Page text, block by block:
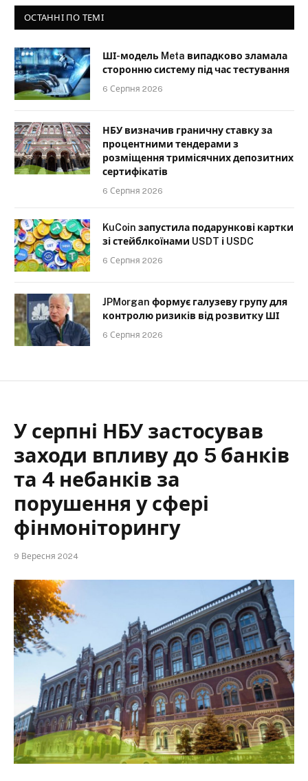
ОСТАННІ ПО ТЕМІ
ШІ-модель Meta випадково зламала
сторонню систему під час тестування
6 Серпня 2026
НБУ визначив граничну ставку за
процентними тендерами з
розміщення тримісячних депозитних
сертифікатів
6 Серпня 2026
KuCoin запустила подарункові картки
зі стейблкоїнами USDT і USDC
6 Серпня 2026
JPMorgan формує галузеву групу для
контролю ризиків від розвитку ШІ
6 Серпня 2026
У серпні НБУ застосував
заходи впливу до 5 банків
та 4 небанків за
порушення у сфері
фінмоніторингу
9 Вересня 2024